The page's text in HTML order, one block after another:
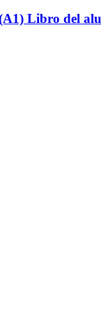
Libro del